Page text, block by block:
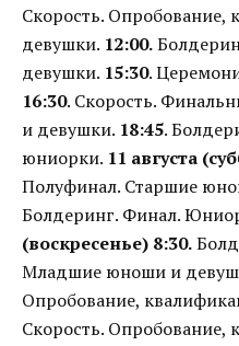
Скорость.
девушки. 12:00.
девушки. 15:30.
16:30. Скорость.
и девушки. 18:45.
юниорки. 11 августа
Полуфинал. Старшие
Болдеринг. Финал.
(воскресенье) 8:30.
Младшие юноши и
Опробование,
Скорость.